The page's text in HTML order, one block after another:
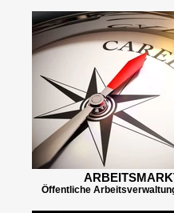
Öffentliche